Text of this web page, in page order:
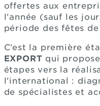
offertes aux
l’année (sauf les
période des fêtes de
C’est la première
EXPORT qui
étapes vers la
l’international :
de spécialistes et